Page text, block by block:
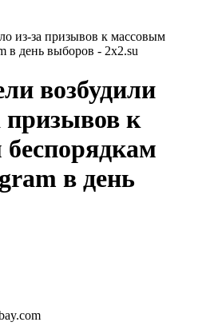
из-за призывов к массовым
в день выборов - 2x2.su
возбудили
призывов к
в день